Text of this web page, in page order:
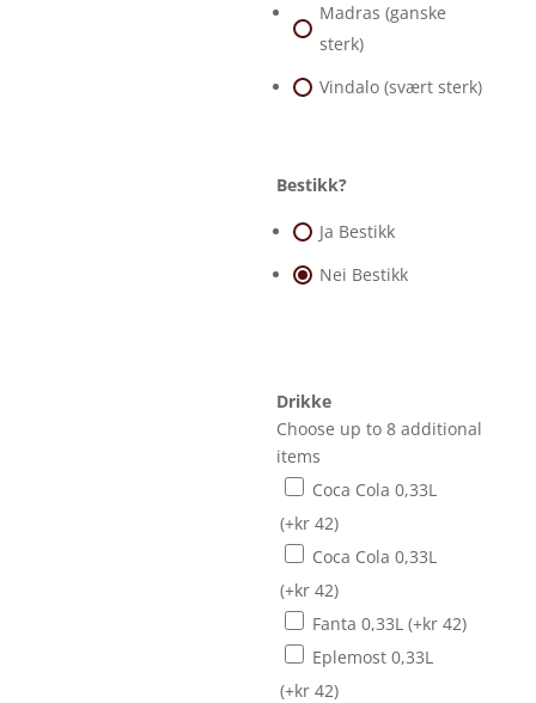
Madras (ganske
sterk)
Vindalo (svært sterk)
Bestikk?
Ja Bestikk
Nei Bestikk
Drikke
Choose up to 8 additional
items
Coca Cola 0,33L
(+kr 42)
Coca Cola 0,33L
(+kr 42)
Fanta 0,33L(+kr 42)
Eplemost 0,33L
(+kr 42)